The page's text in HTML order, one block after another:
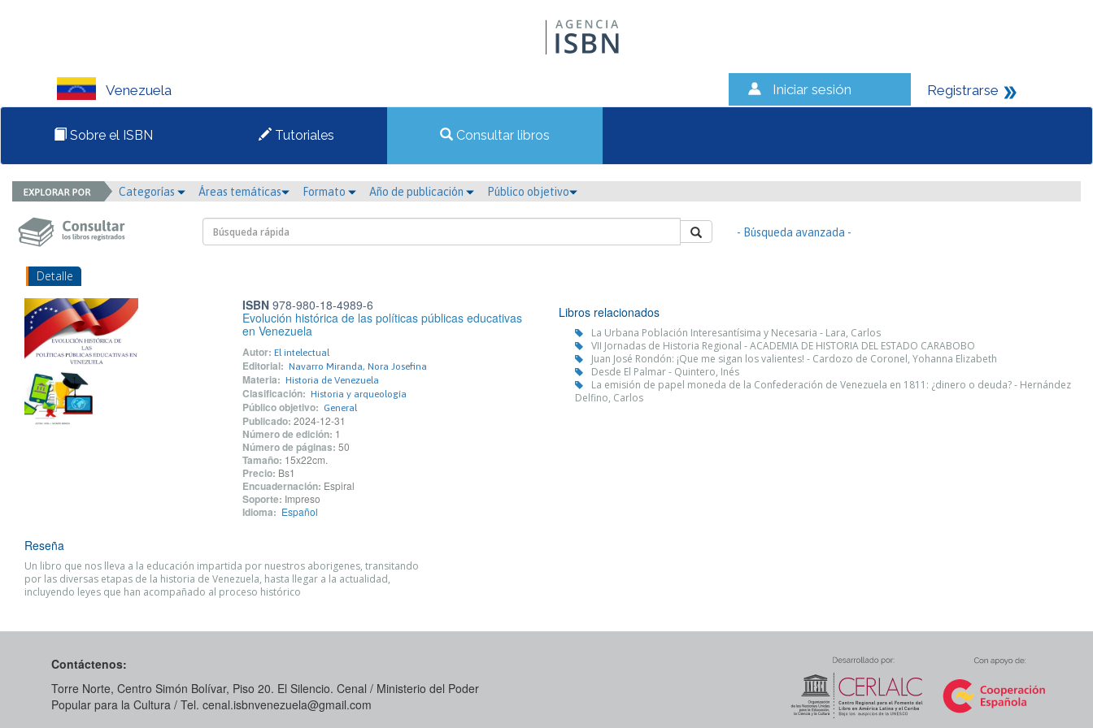
Venezuela Iniciar sesión Registrarse
Sobre el ISBN Tutoriales Consultar libros
Categorías Áreas temáticas Formato Año de publicación Público objetivo
- Búsqueda avanzada -
Detalle
ISBN978-980-18-4989-6
Evolución histórica de las políticas públicas educativas
en Venezuela
Autor: El intelectual
Editorial: Navarro Miranda, Nora Josefina
Materia: Historia de Venezuela
Clasificación: Historia y arqueología
Público objetivo: General
Publicado: 2024-12-31
Número de edición: 1
Número de páginas: 50
Tamaño: 15x22cm.
Precio: Bs1
Encuadernación: Espiral
Soporte: Impreso
Idioma: Español
Libros relacionados
La Urbana Población Interesantísima y Necesaria - Lara, Carlos
VII Jornadas de Historia Regional - ACADEMIA DE HISTORIA DEL ESTADO CARABOBO
Juan José Rondón: ¡Que me sigan los valientes! - Cardozo de Coronel, Yohanna Elizabeth
Desde El Palmar - Quintero, Inés
La emisión de papel moneda de la Confederación de Venezuela en 1811: ¿dinero o deuda? - Hernández
Delfino, Carlos
Reseña
Un libro que nos lleva a la educación impartida por nuestros aborigenes, transitando
por las diversas etapas de la historia de Venezuela, hasta llegar a la actualidad,
incluyendo leyes que han acompañado al proceso histórico
Contáctenos:
Torre Norte, Centro Simón Bolívar, Piso 20. El Silencio. Cenal / Ministerio del Poder
Popular para la Cultura / Tel. cenal.isbnvenezuela@gmail.com